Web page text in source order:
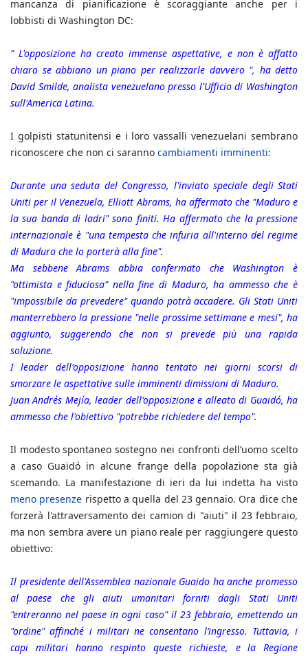
mancanza di pianificazione è scoraggiante anche per i
lobbisti di Washington DC:
" L'opposizione ha creato immense aspettative, e non è affatto
chiaro se abbiano un piano per realizzarle davvero ", ha detto
David Smilde, analista venezuelano presso l'Ufficio di Washington
sull'America Latina.
I golpisti statunitensi e i loro vassalli venezuelani sembrano
riconoscere che non ci saranno cambiamenti imminenti:
Durante una seduta del Congresso, l'inviato speciale degli Stati
Uniti per il Venezuela, Elliott Abrams, ha affermato che "Maduro e
la sua banda di ladri" sono finiti. Ha affermato che la pressione
internazionale è "una tempesta che infuria all'interno del regime
di Maduro che lo porterà alla fine".
Ma sebbene Abrams abbia confermato che Washington è
"ottimista e fiduciosa" nella fine di Maduro, ha ammesso che è
"impossibile da prevedere" quando potrà accadere. Gli Stati Uniti
manterrebbero la pressione "nelle prossime settimane e mesi", ha
aggiunto, suggerendo che non si prevede più una rapida
soluzione.
I leader dell'opposizione hanno tentato nei giorni scorsi di
smorzare le aspettative sulle imminenti dimissioni di Maduro.
Juan Andrés Mejía, leader dell'opposizione e alleato di Guaidó, ha
ammesso che l'obiettivo "potrebbe richiedere del tempo".
Il modesto spontaneo sostegno nei confronti dell’uomo scelto
a caso Guaidó in alcune frange della popolazione sta già
scemando. La manifestazione di ieri da lui indetta ha visto
meno presenze rispetto a quella del 23 gennaio. Ora dice che
forzerà l'attraversamento dei camion di "aiuti" il 23 febbraio,
ma non sembra avere un piano reale per raggiungere questo
obiettivo:
Il presidente dell'Assemblea nazionale Guaido ha anche promesso
al paese che gli aiuti umanitari forniti dagli Stati Uniti
"entreranno nel paese in ogni caso" il 23 febbraio, emettendo un
"ordine" affinché i militari ne consentano l’ingresso. Tuttavia, i
capi militari hanno respinto queste richieste, e la Regione